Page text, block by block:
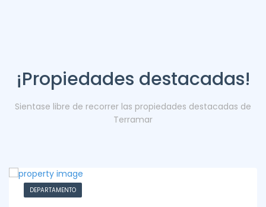
¡Propiedades destacadas!
Sientase libre de recorrer las propiedades destacadas de
Terramar
DEPARTAMENTO